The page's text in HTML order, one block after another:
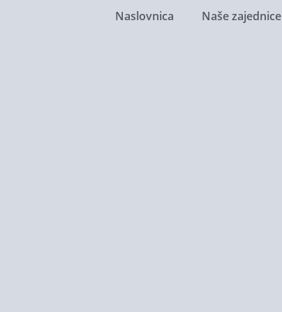
Naslovnica Naše zajednice